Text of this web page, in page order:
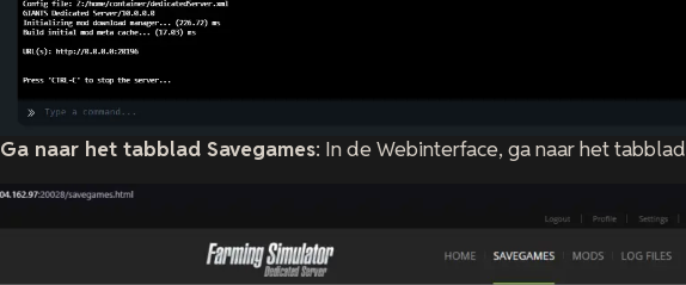
Ga naar het tabblad Savegames: In de Webinterface, ga naar het tabblad